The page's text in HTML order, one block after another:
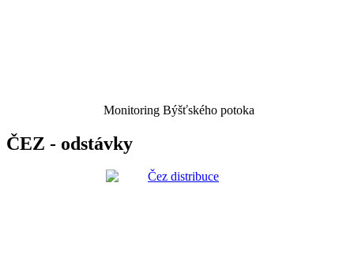
Monitoring Býšťského potoka
ČEZ - odstávky